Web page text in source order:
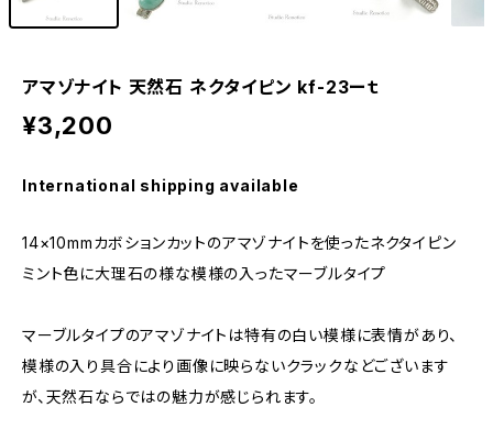
アマゾナイト 天然石 ネクタイピン kf-23ーｔ
¥3,200
International shipping available
14×10mmカボションカットのアマゾナイトを使ったネクタイピン
ミント色に大理石の様な模様の入ったマーブルタイプ
マーブルタイプのアマゾナイトは特有の白い模様に表情があり、
模様の入り具合により画像に映らないクラックなどございます
が、天然石ならではの魅力が感じられます。